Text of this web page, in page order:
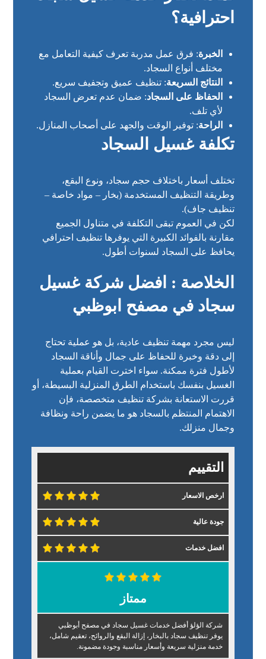
احترافية؟
الخبرة: فرق عمل مدربة تعرف كيفية التعامل مع
مختلف أنواع السجاد.
النتائج السريعة: تنظيف عميق وتجفيف سريع.
الحفاظ على السجاد: ضمان عدم تعرض السجاد
لأي تلف.
الراحة: توفير الوقت والجهد على أصحاب المنازل.
تكلفة غسيل السجاد
تختلف أسعار باختلاف حجم سجاد، ونوع البقع،
وطريقة التنظيف المستخدمة (بخار – مواد خاصة –
تنظيف جاف).
لكن في العموم تبقى التكلفة في متناول الجميع
مقارنة بالفوائد الكبيرة التي يوفرها تنظيف احترافي
يحافظ على السجاد لسنوات أطول.
الخلاصة : افضل شركة غسيل
سجاد في مصفح ابوظبي
ليس مجرد مهمة تنظيف عادية، بل هو عملية تحتاج
إلى دقة وخبرة للحفاظ على جمال وأناقة السجاد
لأطول فترة ممكنة. سواء اخترت القيام بعملية
الغسيل بنفسك باستخدام الطرق المنزلية البسيطة، أو
قررت الاستعانة بشركة تنظيف متخصصة، فإن
الاهتمام المنتظم بالسجاد هو ما يضمن راحة ونظافة
وجمال منزلك.
التقييم
ارخص الاسعار
جودة عالية
افضل خدمات
ممتاز
شركة الؤلؤ أفضل خدمات غسيل سجاد في مصفح أبوظبي
يوفر تنظيف سجاد بالبخار، إزالة البقع والروائح، تعقيم شامل،
خدمة منزلية سريعة وأسعار مناسبة وجودة مضمونة.